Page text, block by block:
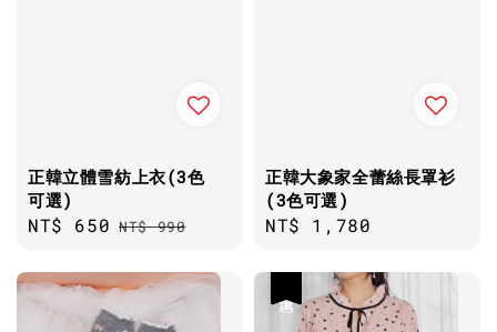
正韓立體雪紡上衣(3色
可選)
Sale
NT$ 650 Regular
NT$ 990
正韓大象家全蕾絲長罩衫
(3色可選)
Regular
NT$ 1,780